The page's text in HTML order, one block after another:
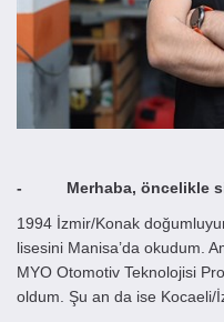
- Merhaba, öncelikle sizi
1994 İzmir/Konak
lisesini Manisa’da okudum.
MYO Otomotiv Teknolojisi
oldum. Şu an da ise Kocaeli/